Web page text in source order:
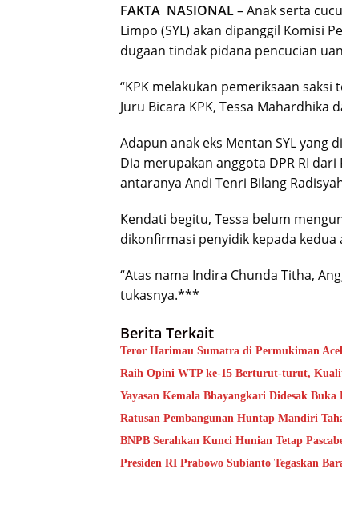
FAKTA NASIONAL– Anak serta
Limpo (SYL) akan dipanggil Komisi
dugaan tindak pidana pencucian
“KPK melakukan pemeriksaan saksi
Juru Bicara KPK, Tessa Mahardhika
Adapun anak eks Mentan SYL yang
Dia merupakan anggota DPR RI
antaranya Andi Tenri Bilang
Kendati begitu, Tessa belum
dikonfirmasi penyidik kepada kedua
“Atas nama Indira Chunda Titha,
tukasnya.***
Berita Terkait
Teror Harimau Sumatra di Permukiman
Raih Opini WTP ke-15 Berturut-turut,
Yayasan Kemala Bhayangkari Didesak
Ratusan Pembangunan Huntap Mandiri
BNPB Serahkan Kunci Hunian Tetap
Presiden RI Prabowo Subianto Tegaskan